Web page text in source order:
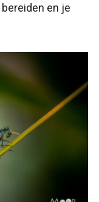
en je